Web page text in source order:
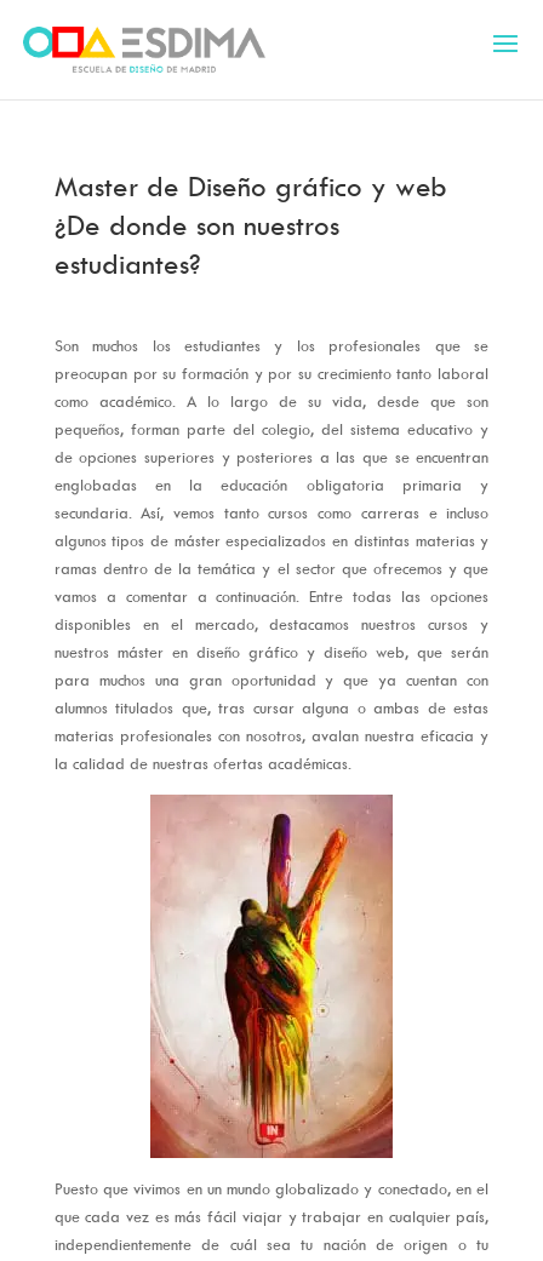
Master de Diseño gráfico y web
¿De donde son nuestros
estudiantes?
Son muchos los estudiantes y los profesionales que se
preocupan por su formación y por su crecimiento tanto laboral
como académico. A lo largo de su vida, desde que son
pequeños, forman parte del colegio, del sistema educativo y
de opciones superiores y posteriores a las que se encuentran
englobadas en la educación obligatoria primaria y
secundaria. Así, vemos tanto cursos como carreras e incluso
algunos tipos de máster especializados en distintas materias y
ramas dentro de la temática y el sector que ofrecemos y que
vamos a comentar a continuación. Entre todas las opciones
disponibles en el mercado, destacamos nuestros cursos y
nuestros máster en diseño gráfico y diseño web, que serán
para muchos una gran oportunidad y que ya cuentan con
alumnos titulados que, tras cursar alguna o ambas de estas
materias profesionales con nosotros, avalan nuestra eficacia y
la calidad de nuestras ofertas académicas.
Puesto que vivimos en un mundo globalizado y conectado, en el
que cada vez es más fácil viajar y trabajar en cualquier país,
independientemente de cuál sea tu nación de origen o tu